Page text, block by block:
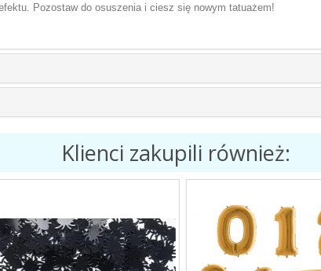
Pozostaw do osuszenia i ciesz się nowym tatuażem!
Klienci zakupili również: